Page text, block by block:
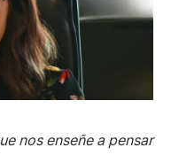
nos enseñe a pensar